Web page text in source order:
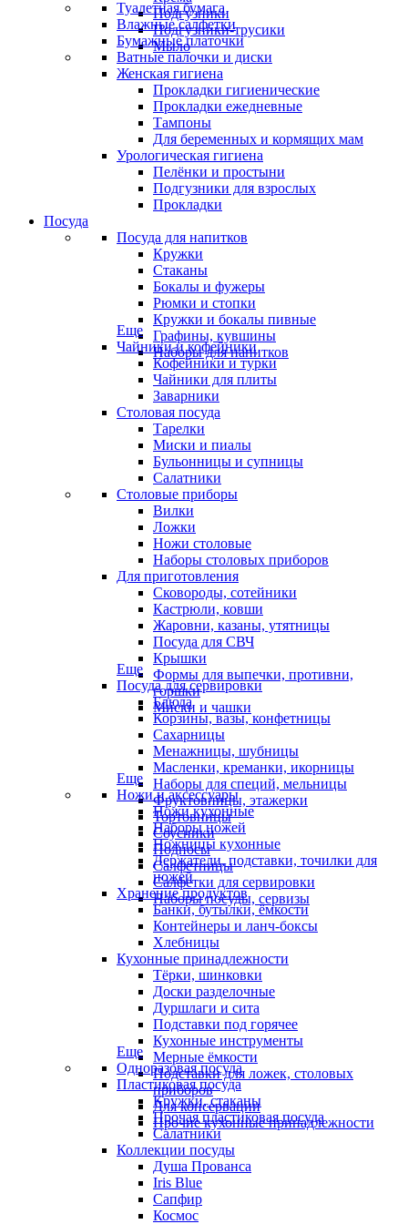
Подгузники
Подгузники-трусики
Мыло
Туалетная бумага
Влажные салфетки
Бумажные платочки
Ватные палочки и диски
Женская гигиена
Прокладки гигиенические
Прокладки ежедневные
Тампоны
Для беременных и кормящих мам
Урологическая гигиена
Пелёнки и простыни
Подгузники для взрослых
Прокладки
Посуда
Посуда для напитков
Кружки
Стаканы
Бокалы и фужеры
Рюмки и стопки
Кружки и бокалы пивные
Графины, кувшины
Наборы для напитков
Еще
Чайники и кофейники
Кофейники и турки
Чайники для плиты
Заварники
Столовая посуда
Тарелки
Миски и пиалы
Бульонницы и супницы
Салатники
Столовые приборы
Вилки
Ложки
Ножи столовые
Наборы столовых приборов
Для приготовления
Сковороды, сотейники
Кастрюли, ковши
Жаровни, казаны, утятницы
Посуда для СВЧ
Крышки
Формы для выпечки, противни,
горшки
Миски и чашки
Еще
Посуда для сервировки
Блюда
Корзины, вазы, конфетницы
Сахарницы
Менажницы, шубницы
Масленки, креманки, икорницы
Наборы для специй, мельницы
Фруктовницы, этажерки
Тортовницы
Соусники
Подносы
Салфетницы
Салфетки для сервировки
Наборы посуды, сервизы
Еще
Ножи и аксессуары
Ножи кухонные
Наборы ножей
Ножницы кухонные
Держатели, подставки, точилки для
ножей
Хранение продуктов
Банки, бутылки, ёмкости
Контейнеры и ланч-боксы
Хлебницы
Кухонные принадлежности
Тёрки, шинковки
Доски разделочные
Дуршлаги и сита
Подставки под горячее
Кухонные инструменты
Мерные ёмкости
Подставки для ложек, столовых
приборов
Для консервации
Прочие кухонные принадлежности
Еще
Одноразовая посуда
Пластиковая посуда
Кружки, стаканы
Прочая пластиковая посуда
Салатники
Коллекции посуды
Душа Прованса
Iris Blue
Сапфир
Космос